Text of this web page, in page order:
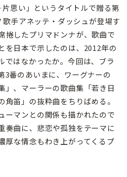
い」というタイトルで贈る第
手アネッテ・ダッシュが登場す
捲したプリマドンナが、歌曲で
を日本で示したのは、2012年の
ではなかったか。今回は、ブラ
3番のあいまに、ワーグナーの
」、マーラーの歌曲集「若き日
笛」の抜粋曲をちりばめる。
ーマンとの関係も描かれたので
奏曲に、悲恋や孤独をテーマに
厚な情念もわき上がってくるプ